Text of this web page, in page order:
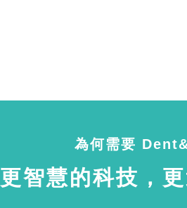
為何需要
更智慧的科技，